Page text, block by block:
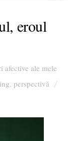
eroul
afective ale mele
perspectivă